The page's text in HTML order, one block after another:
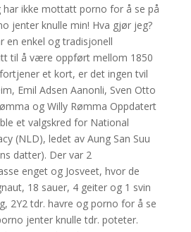
har ikke mottatt porno for å se på
jenter knulle min! Hva gjør jeg?
en enkel og tradisjonell
til å være oppført mellom 1850
et kort, er det ingen tvil
Emil Adsen Aanonli, Sven Otto
og Willy Rømma Oppdatert
et valgskred for National
(NLD), ledet av Aung San Suu
datter). Der var 2
enget og Josveet, hvor de
18 sauer, 4 geiter og 1 svin
2Y2 tdr. havre og porno for å se
jenter knulle tdr. poteter.